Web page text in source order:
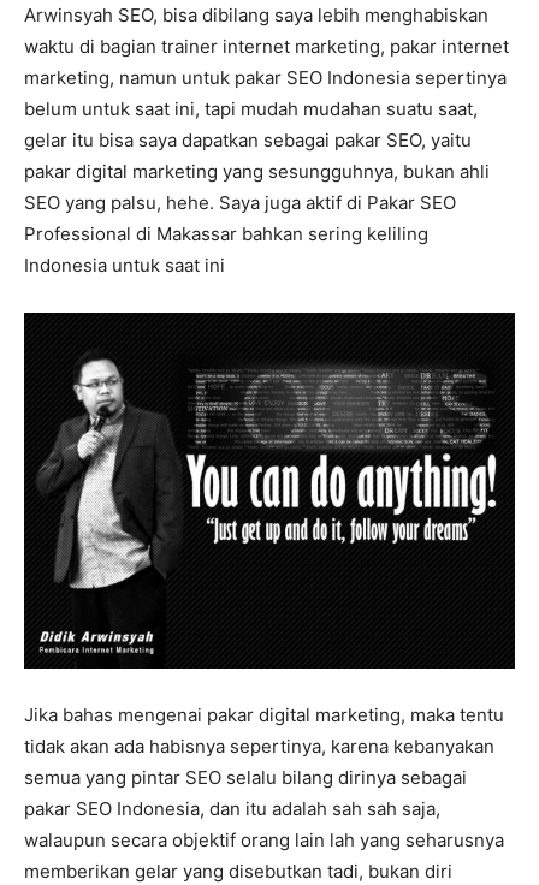
Arwinsyah SEO, bisa dibilang saya lebih menghabiskan
waktu di bagian trainer internet marketing, pakar internet
marketing, namun untuk pakar SEO Indonesia sepertinya
belum untuk saat ini, tapi mudah mudahan suatu saat,
gelar itu bisa saya dapatkan sebagai pakar SEO, yaitu
pakar digital marketing yang sesungguhnya, bukan ahli
SEO yang palsu, hehe. Saya juga aktif di Pakar SEO
Professional di Makassar bahkan sering keliling
Indonesia untuk saat ini
Jika bahas mengenai pakar digital marketing, maka tentu
tidak akan ada habisnya sepertinya, karena kebanyakan
semua yang pintar SEO selalu bilang dirinya sebagai
pakar SEO Indonesia, dan itu adalah sah sah saja,
walaupun secara objektif orang lain lah yang seharusnya
memberikan gelar yang disebutkan tadi, bukan diri